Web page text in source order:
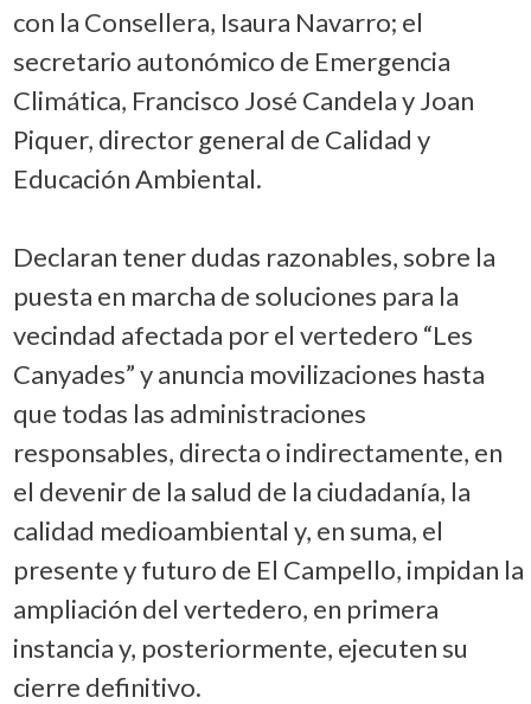
con la Consellera, Isaura Navarro; el
secretario autonómico de Emergencia
Climática, Francisco José Candela y Joan
Piquer, director general de Calidad y
Educación Ambiental.
Declaran tener dudas razonables, sobre la
puesta en marcha de soluciones para la
vecindad afectada por el vertedero “Les
Canyades” y anuncia movilizaciones hasta
que todas las administraciones
responsables, directa o indirectamente, en
el devenir de la salud de la ciudadanía, la
calidad medioambiental y, en suma, el
presente y futuro de El Campello, impidan la
ampliación del vertedero, en primera
instancia y, posteriormente, ejecuten su
cierre definitivo.